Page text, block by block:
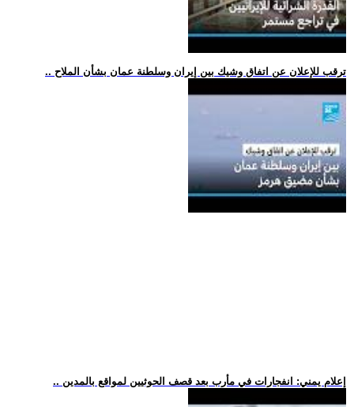
.. ترقب للإعلان عن اتفاق وشيك بين إيران وسلطنة عمان بشأن الملاح
.. إعلام يمني: انفجارات في مأرب بعد قصف الحوثيين لمواقع بالمدين